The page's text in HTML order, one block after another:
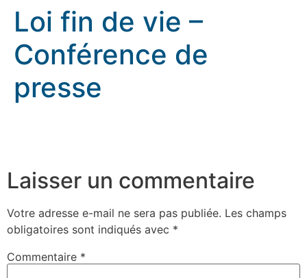
Loi fin de vie –
Conférence de
presse
Laisser un commentaire
Votre adresse e-mail ne sera pas publiée. Les champs
obligatoires sont indiqués avec *
Commentaire *